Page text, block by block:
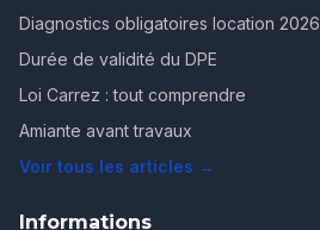
Diagnostics obligatoires location 2026
Durée de validité du DPE
Loi Carrez : tout comprendre
Amiante avant travaux
Voir tous les articles →
Informations